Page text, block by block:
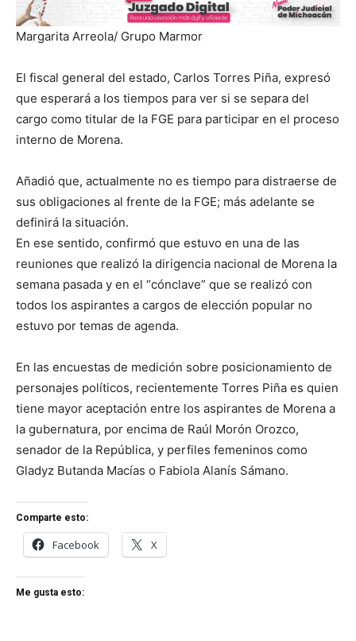
Margarita Arreola/ Grupo Marmor
El fiscal general del estado, Carlos Torres Piña, expresó
que esperará a los tiempos para ver si se separa del
cargo como titular de la FGE para participar en el proceso
interno de Morena.
Añadió que, actualmente no es tiempo para distraerse de
sus obligaciones al frente de la FGE; más adelante se
definirá la situación.
En ese sentido, confirmó que estuvo en una de las
reuniones que realizó la dirigencia nacional de Morena la
semana pasada y en el “cónclave” que se realizó con
todos los aspirantes a cargos de elección popular no
estuvo por temas de agenda.
En las encuestas de medición sobre posicionamiento de
personajes políticos, recientemente Torres Piña es quien
tiene mayor aceptación entre los aspirantes de Morena a
la gubernatura, por encima de Raúl Morón Orozco,
senador de la República, y perfiles femeninos como
Gladyz Butanda Macías o Fabiola Alanís Sámano.
Comparte esto:
Facebook X
Me gusta esto: